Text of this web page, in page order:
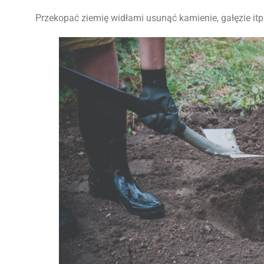
Przekopać ziemię widłami usunąć kamienie, gałęzie